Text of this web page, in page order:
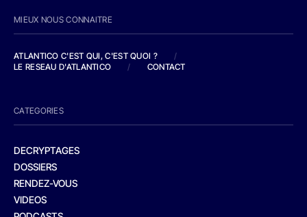
MIEUX NOUS CONNAITRE
ATLANTICO C'EST QUI, C'EST QUOI ?
/
LE RESEAU D'ATLANTICO
/ CONTACT
CATEGORIES
DECRYPTAGES
DOSSIERS
RENDEZ-VOUS
VIDEOS